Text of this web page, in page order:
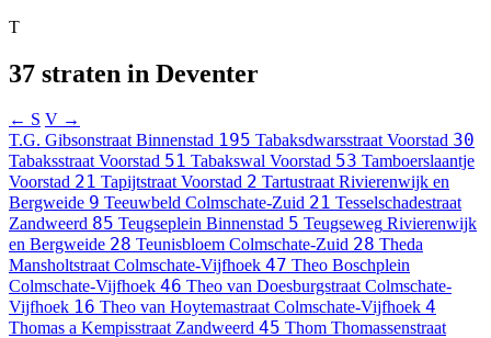
T
37 straten in Deventer
← S V →
T.G. Gibsonstraat Binnenstad 195 Tabaksdwarsstraat Voorstad 30
Tabaksstraat Voorstad 51 Tabakswal Voorstad 53 Tamboerslaantje
Voorstad 21 Tapijtstraat Voorstad 2 Tartustraat Rivierenwijk en
Bergweide 9 Teeuwbeld Colmschate-Zuid 21 Tesselschadestraat
Zandweerd 85 Teugseplein Binnenstad 5 Teugseweg Rivierenwijk
en Bergweide 28 Teunisbloem Colmschate-Zuid 28 Theda
Mansholtstraat Colmschate-Vijfhoek 47 Theo Boschplein
Colmschate-Vijfhoek 46 Theo van Doesburgstraat Colmschate-
Vijfhoek 16 Theo van Hoytemastraat Colmschate-Vijfhoek 4
Thomas a Kempisstraat Zandweerd 45 Thom Thomassenstraat